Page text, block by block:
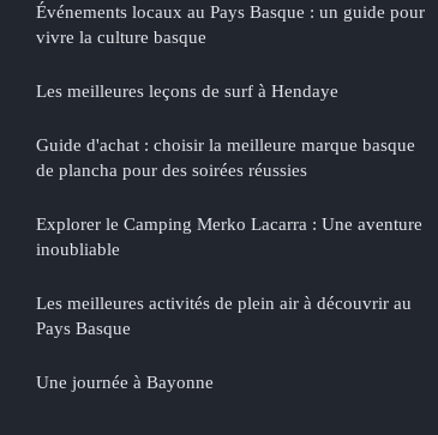
Événements locaux au Pays Basque : un guide pour
vivre la culture basque
Les meilleures leçons de surf à Hendaye
Guide d'achat : choisir la meilleure marque basque
de plancha pour des soirées réussies
Explorer le Camping Merko Lacarra : Une aventure
inoubliable
Les meilleures activités de plein air à découvrir au
Pays Basque
Une journée à Bayonne